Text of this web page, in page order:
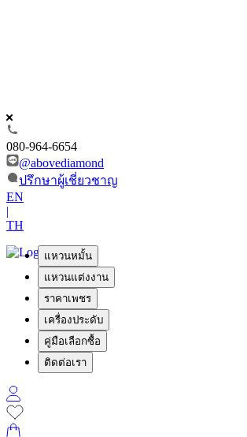
080-964-6654
@abovediamond
ปรึกษาผู้เชี่ยวชาญ
EN
|
TH
แหวนหมั้น
แหวนแต่งงาน
ราคาเพชร
เครื่องประดับ
คู่มือเลือกซื้อ
ติดต่อเรา